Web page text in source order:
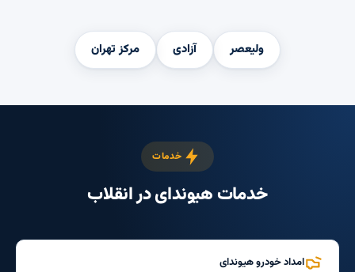
ولیعصر آزادی مرکز تهران
خدمات
خدمات هیوندای در انقلاب
امداد خودرو هیوندای